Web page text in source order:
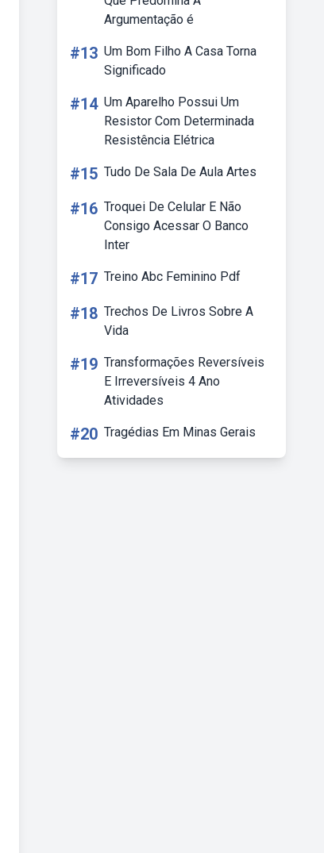
Argumentação é
#13 Um Bom Filho A Casa Torna
Significado
#14 Um Aparelho Possui Um
Resistor Com Determinada
Resistência Elétrica
#15 Tudo De Sala De Aula Artes
#16 Troquei De Celular E Não
Consigo Acessar O Banco
Inter
#17 Treino Abc Feminino Pdf
#18 Trechos De Livros Sobre A
Vida
#19 Transformações Reversíveis
E Irreversíveis 4 Ano
Atividades
#20 Tragédias Em Minas Gerais